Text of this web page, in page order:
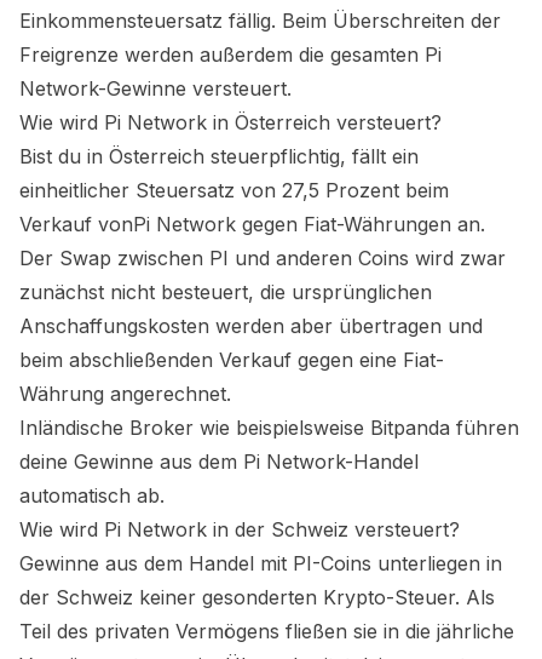
Einkommensteuersatz fällig. Beim Überschreiten der
Freigrenze werden außerdem die gesamten Pi
Network-Gewinne versteuert.
Wie wird Pi Network in Österreich versteuert?
Bist du in Österreich steuerpflichtig, fällt ein
einheitlicher Steuersatz von 27,5 Prozent beim
Verkauf vonPi Network gegen Fiat-Währungen an.
Der Swap zwischen PI und anderen Coins wird zwar
zunächst nicht besteuert, die ursprünglichen
Anschaffungskosten werden aber übertragen und
beim abschließenden Verkauf gegen eine Fiat-
Währung angerechnet.
Inländische Broker wie beispielsweise Bitpanda führen
deine Gewinne aus dem Pi Network-Handel
automatisch ab.
Wie wird Pi Network in der Schweiz versteuert?
Gewinne aus dem Handel mit PI-Coins unterliegen in
der Schweiz keiner gesonderten Krypto-Steuer. Als
Teil des privaten Vermögens fließen sie in die jährliche